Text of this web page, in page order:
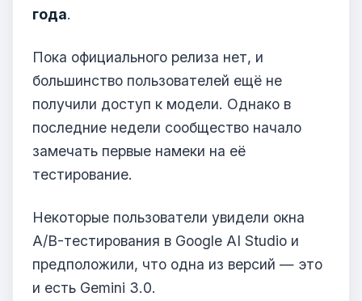
года.
Пока официального релиза нет, и
большинство пользователей ещё не
получили доступ к модели. Однако в
последние недели сообщество начало
замечать первые намеки на её
тестирование.
Некоторые пользователи увидели окна
A/B-тестирования в Google AI Studio и
предположили, что одна из версий — это
и есть Gemini 3.0.